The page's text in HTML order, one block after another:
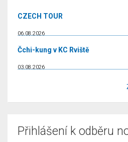
CZECH TOUR
06.08.2026
Čchi-kung v KC Rviště
03.08.2026
Přihlášení k odběru